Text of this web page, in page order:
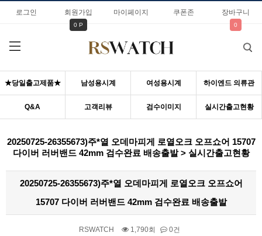
로그인 회원가입
0 P
마이페이지 쿠폰존 장바구니
0
★당일출고제품★ 남성용시계 여성용시계 하이엔드 의류관
Q&A 고객리뷰 검수이미지 실시간출고현황
20250725-26355673)주*열 오데마피게 로열오크 오프쇼어 15707
다이버 러버밴드 42mm 검수완료 배송출발 > 실시간출고현황
20250725-26355673)주*열 오데마피게 로열오크 오프쇼어
15707 다이버 러버밴드 42mm 검수완료 배송출발
RSWATCH 1,790회 0건